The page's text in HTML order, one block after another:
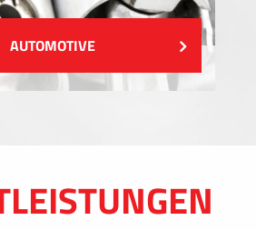
AUTOMOTIVE